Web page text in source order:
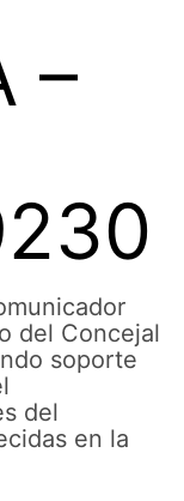
–
del Concejal
soporte
del
en la